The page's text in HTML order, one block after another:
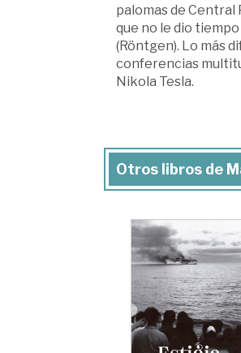
palomas de Central
que no le dio
(Röntgen). Lo más
conferencias
Nikola Tesla.
Otros libros de